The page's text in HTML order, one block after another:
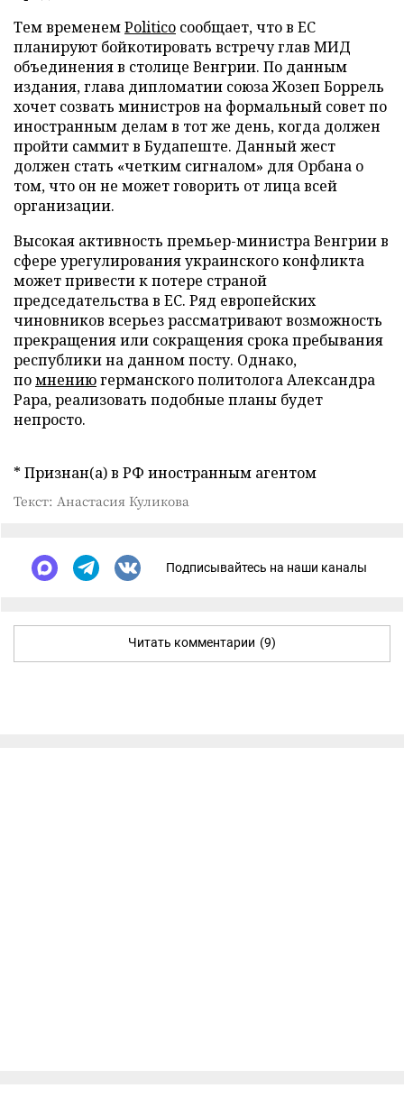
Тем временемPolitico сообщает, что в ЕС
планируют бойкотировать встречу глав МИД
объединения в столице Венгрии. По данным
издания, глава дипломатии союза Жозеп Боррель
хочет созвать министров на формальный совет по
иностранным делам в тот же день, когда должен
пройти саммит в Будапеште. Данный жест
должен стать «четким сигналом» для Орбана о
том, что он не может говорить от лица всей
организации.
Высокая активность премьер-министра Венгрии в
сфере урегулирования украинского конфликта
может привести к потере страной
председательства в ЕС. Ряд европейских
чиновников всерьез рассматривают возможность
прекращения или сокращения срока пребывания
республики на данном посту. Однако,
помнениюгерманского политолога Александра
Рара, реализовать подобные планы будет
непросто.
* Признан(а) в РФ иностранным агентом
Текст: Анастасия Куликова
Подписывайтесь на наши каналы
Читать комментарии (9)